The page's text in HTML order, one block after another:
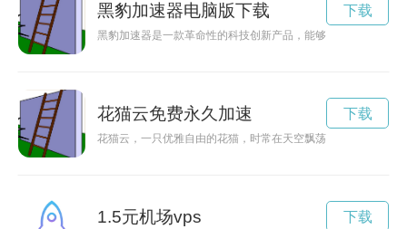
黑豹加速器电脑版下载
黑豹加速器是一款革命性的科技创新产品，能够为人们带来前
下载
花猫云免费永久加速
花猫云，一只优雅自由的花猫，时常在天空飘荡，为人们带来快
下载
1.5元机场vps 下载